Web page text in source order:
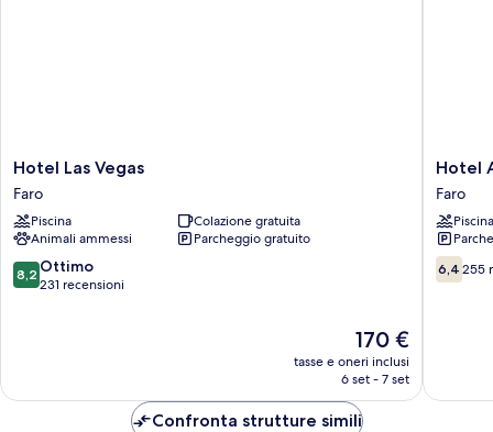
Hotel
Las
Vegas
Faro
Hotel Las Vegas
Faro
Piscina
Colazione gratuita
Animali ammessi
Parcheggio gratuito
8.2
su
8,2 Ottimo
231 recensioni
Il
prezzo
attuale
170 €
170 €
tasse e oneri inclusi
6 set - 7 set
Hotel
Amalfi
Faro
Hotel
Faro
Piscina
6.4
su
6,4 255
Confronta strutture simili